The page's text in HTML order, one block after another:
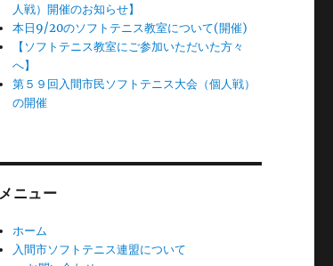
人戦）開催のお知らせ】
本日9/20のソフトテニス教室について(開催)
【ソフトテニス教室にご参加いただいた方々
へ】
第５９回入間市民ソフトテニス大会（個人戦）
の開催
メニュー
ホーム
入間市ソフトテニス連盟について